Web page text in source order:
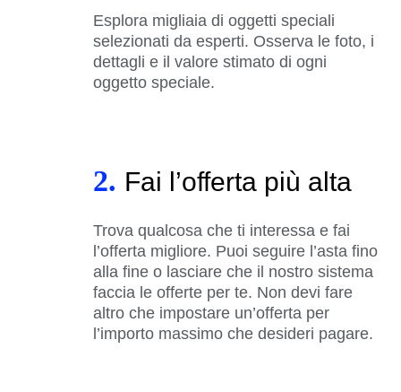
Esplora migliaia di oggetti speciali
selezionati da esperti. Osserva le foto, i
dettagli e il valore stimato di ogni
oggetto speciale.
2. Fai l’offerta più alta
Trova qualcosa che ti interessa e fai
l’offerta migliore. Puoi seguire l’asta fino
alla fine o lasciare che il nostro sistema
faccia le offerte per te. Non devi fare
altro che impostare un’offerta per
l’importo massimo che desideri pagare.